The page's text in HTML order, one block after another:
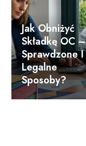
Jak Obniżyć
Składkę OC –
Sprawdzone I
Legalne
Sposoby?